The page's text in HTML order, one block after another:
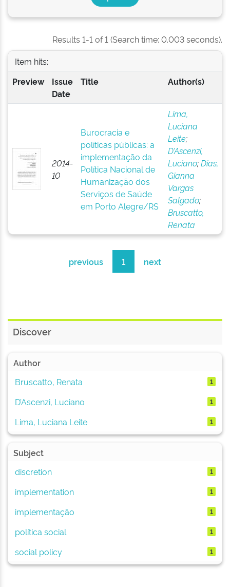
Results 1-1 of 1 (Search time: 0.003 seconds).
Item hits:
Preview
Issue
Date
Title Author(s)
2014-
10
Burocracia e
políticas públicas: a
implementação da
Política Nacional de
Humanização dos
Serviços de Saúde
em Porto Alegre/RS
Lima,
Luciana
Leite;
D’Ascenzi,
Luciano;Dias,
Gianna
Vargas
Salgado;
Bruscatto,
Renata
previous 1 next
Discover
Author
Bruscatto, Renata
1
D’Ascenzi, Luciano 1
Lima, Luciana Leite 1
Subject
discretion
1
implementation 1
implementação 1
política social 1
social policy 1